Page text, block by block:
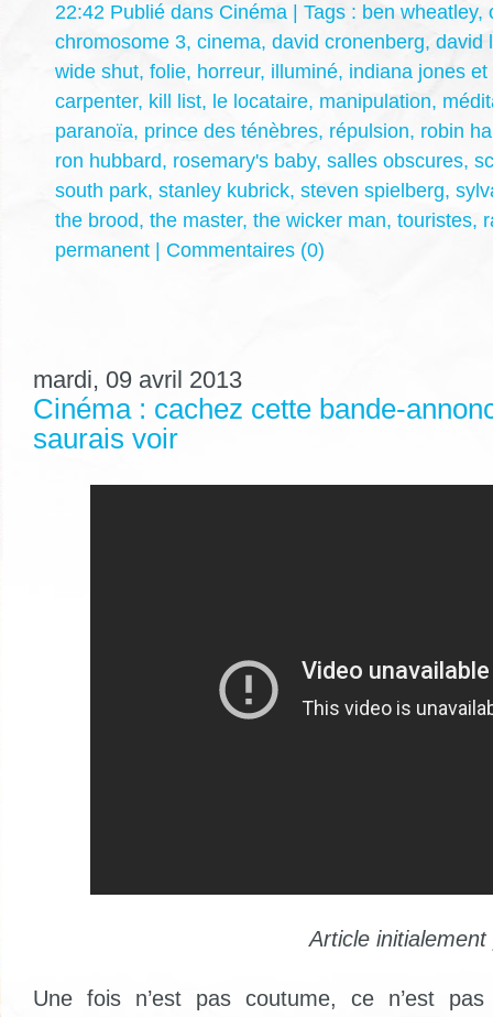
22:42 Publié dans Cinéma | Tags : ben wheatley,
chromosome 3, cinema, david cronenberg, david
wide shut, folie, horreur, illuminé, indiana jones
carpenter, kill list, le locataire, manipulation,
paranoïa, prince des ténèbres, répulsion, robin
ron hubbard, rosemary's baby, salles obscures,
south park, stanley kubrick, steven spielberg,
the brood, the master, the wicker man, touristes,
permanent
Commentaires (0)
mardi, 09 avril 2013
Cinéma : cachez cette bande-
saurais voir
Article
Une fois n’est pas coutume, ce n’est